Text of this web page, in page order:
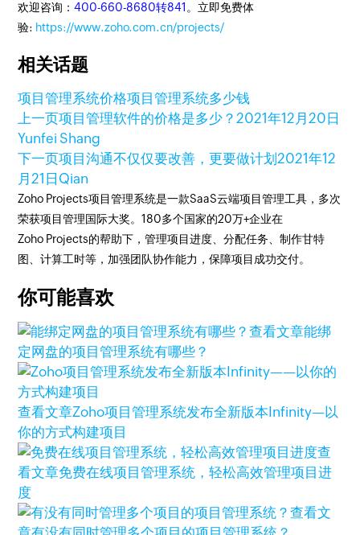
欢迎咨询：400-660-8680转841 。立即免费体
验: https://www.zoho.com.cn/projects/
相关话题
项目管理系统价格项目管理系统多少钱
上一页项目管理软件的价格是多少？2021年12月20日
Yunfei Shang
下一页项目沟通不仅仅要改善，更要做计划2021年12
月21日 Qian
Zoho Projects项目管理系统是一款SaaS云端项目管理工具，多次
荣获项目管理国际大奖。180多个国家的20万+企业在
Zoho Projects的帮助下，管理项目进度、分配任务、制作甘特
图、计算工时等，加强团队协作能力，保障项目成功交付。
你可能喜欢
查看文章能绑
定网盘的项目管理系统有哪些？
查看文章Zoho项目管理系统发布全新版本Infinity—以
你的方式构建项目
查
看文章免费在线项目管理系统，轻松高效管理项目进
度
查看文